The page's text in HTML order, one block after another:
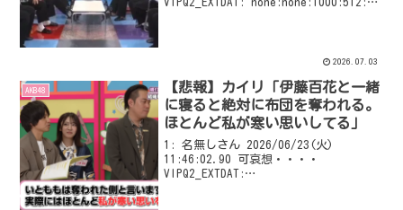
2026.07.03
AKB48
【悲報】カイリ「伊藤百花と一緒
に寝ると絶対に布団を奪われる。
ほとんど私が寒い思いしてる」
1: 名無しさん 2026/06/23(火)
11:46:02.90 可哀想・・・・
VIPQ2_EXTDAT: